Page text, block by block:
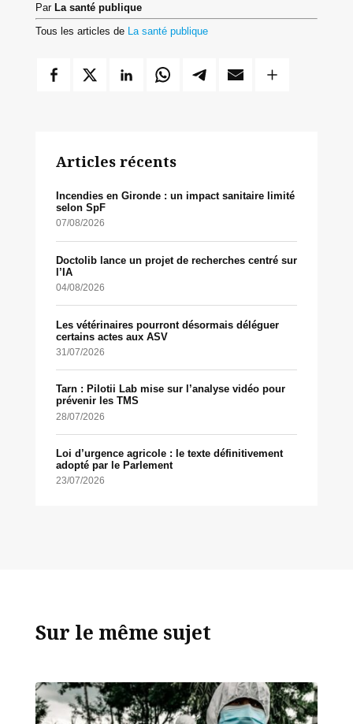
Par La santé publique
Tous les articles de La santé publique
Articles récents
Incendies en Gironde : un impact sanitaire limité
selon SpF
07/08/2026
Doctolib lance un projet de recherches centré sur
l’IA
04/08/2026
Les vétérinaires pourront désormais déléguer
certains actes aux ASV
31/07/2026
Tarn : Pilotii Lab mise sur l’analyse vidéo pour
prévenir les TMS
28/07/2026
Loi d’urgence agricole : le texte définitivement
adopté par le Parlement
23/07/2026
Sur le même sujet